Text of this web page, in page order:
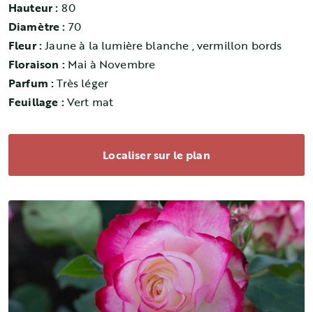
Hauteur : 80
Diamètre : 70
Fleur :Jaune à la lumière blanche , vermillon bords
Floraison : Mai à Novembre
Parfum :Très léger
Feuillage :Vert mat
Localiser sur le plan